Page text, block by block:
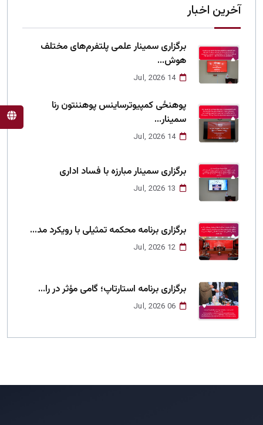
آخرین اخبار
برگزاری سمینار علمی پلتفرم‌های مختلف
هوش...
14 Jul, 2026
پوهنځی کمپیوترساینس پوهننتون رنا
سمینار...
14 Jul, 2026
برگزاری سمینار مبارزه با فساد اداری
13 Jul, 2026
برگزاری برنامه محکمه تمثیلی با رویکرد مد...
12 Jul, 2026
برگزاری برنامه استارتاپ؛ گامی مؤثر در را...
06 Jul, 2026